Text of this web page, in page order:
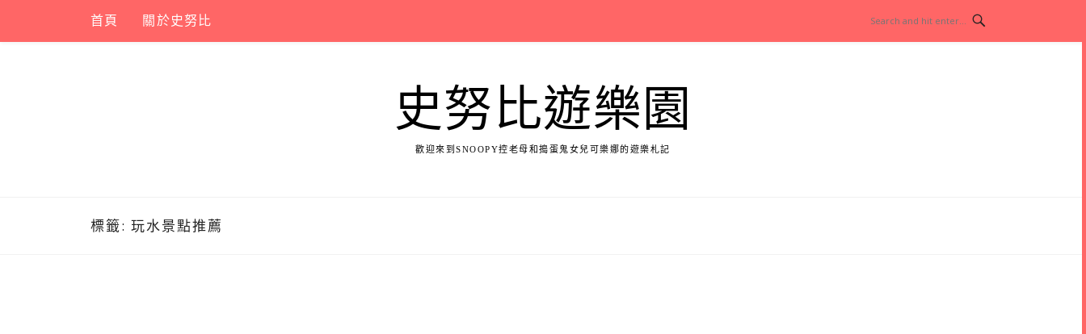
content
首頁 關於史努比
史努比遊樂園
歡迎來到SNOOPY控老母和搗蛋鬼女兒可樂娜的遊樂札記
標籤: 玩水景點推薦